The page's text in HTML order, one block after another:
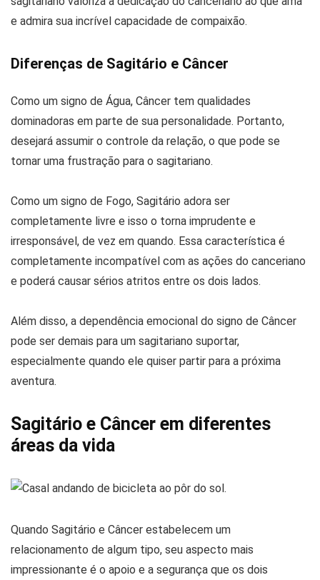
e admira sua incrível capacidade de compaixão.
Diferenças de Sagitário e Câncer
Como um signo de Água, Câncer tem qualidades
dominadoras em parte de sua personalidade. Portanto,
desejará assumir o controle da relação, o que pode se
tornar uma frustração para o sagitariano.
Como um signo de Fogo, Sagitário adora ser
completamente livre e isso o torna imprudente e
irresponsável, de vez em quando. Essa característica é
completamente incompatível com as ações do canceriano
e poderá causar sérios atritos entre os dois lados.
Além disso, a dependência emocional do signo de Câncer
pode ser demais para um sagitariano suportar,
especialmente quando ele quiser partir para a próxima
aventura.
Sagitário e Câncer em diferentes
áreas da vida
Quando Sagitário e Câncer estabelecem um
relacionamento de algum tipo, seu aspecto mais
impressionante é o apoio e a segurança que os dois